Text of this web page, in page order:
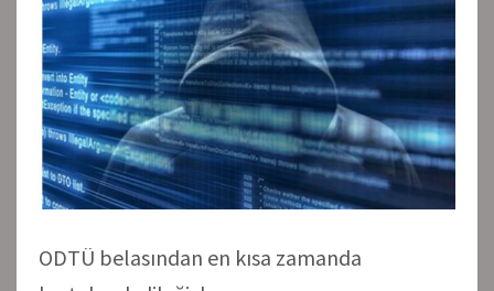
ODTÜ belasından en kısa zamanda